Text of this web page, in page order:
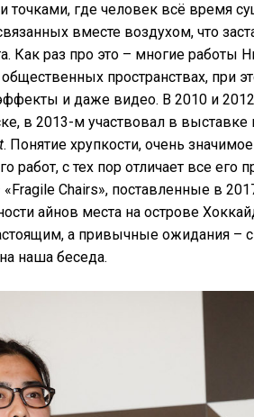
точками, где человек всё время
вместе воздухом, что
Как раз про это – многие работы
пространствах, при
и даже видео. В 2010 и
в 2013-м участвовал в
. Понятие хрупкости, очень
работ, с тех пор отличает все
Chairs», поставленные в
айнов места на острове
а привычные ожидания –
наша беседа.